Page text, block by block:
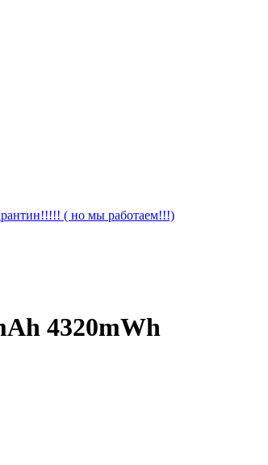
( но мы работаем!!!)
4320mWh